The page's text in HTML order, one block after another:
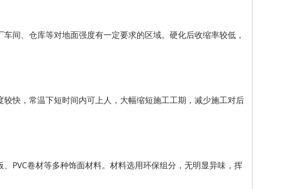
间、仓库等对地面强度有一定要求的区域。硬化后收缩率较低，
快，常温下短时间内可上人，大幅缩短施工工期，减少施工对后
PVC卷材等多种饰面材料。材料选用环保组分，无明显异味，挥